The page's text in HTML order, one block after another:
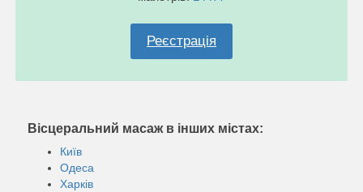
Реєстрація
Вісцеральний масаж в інших містах:
Київ
Одеса
Харків